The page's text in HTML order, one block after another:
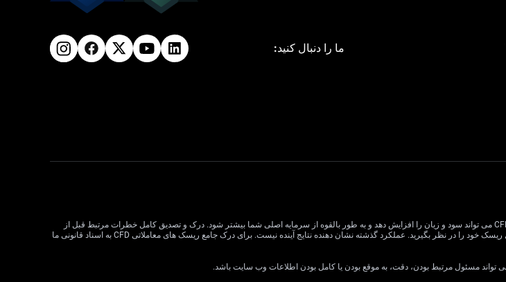
ما را دنبال کنید:
معاملات CFD دارای ریسک بالایی است و ممکن است برای همه سرمایه گذاران مناسب نباشد. اهرم در معاملات CFD می تواند سود و زیان را افزایش دهد و به طور بالقوه از سرمایه اصلی شما بیشتر شود. درک و تصدیق کامل خطرات مرتبط قبل از
معامله CFD بسیار مهم است. قبل از تصمیم گیری در مورد معاملات، وضعیت مالی، اهداف سرمایه گذاری و تحمل ریسک خود را در نظر بگیرید. عملکرد گذشته نشان دهنده نتایج آینده نیست. برای درک جامع ریسک های معاملاتی CFD به اسناد قانونی ما